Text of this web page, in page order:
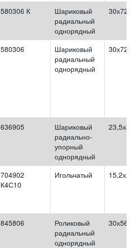
580306 К
Шариковый
радиальный
однорядный
580306
Шариковый
радиальный
однорядный
636905
Шариковый
радиально-
упорный
однорядный
704902
К4С10
Игольчатый
845806
Роликовый
радиальный
однорядный